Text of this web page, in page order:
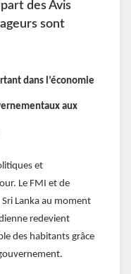
des Avis
sont
dans l’économie
aux
et
Le FMI et de
Lanka au moment
redevient
des habitants grâce